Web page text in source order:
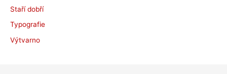
Staří dobří
Typografie
Výtvarno